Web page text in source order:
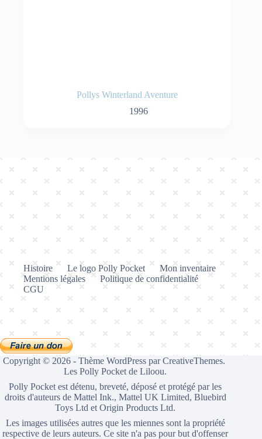
Pollys Winterland Aventure
1996
Histoire Le logo Polly Pocket
Mon inventaire
Mentions légales
Politique de confidentialité
CGU
Copyright © 2026 - Thème WordPress parCreativeThemes.
Les Polly Pocket de Liloou.
Polly Pocket est détenu, breveté, déposé et protégé par les
droits d'auteurs de Mattel Ink., Mattel UK Limited, Bluebird
Toys Ltd et Origin Products Ltd.
Les images utilisées autres que les miennes sont la propriété
respective de leurs auteurs. Ce site n'a pas pour but d'offenser